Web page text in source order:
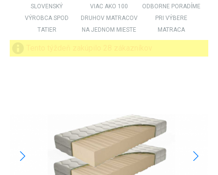
SLOVENSKÝ
VÝROBCA SPOD
TATIER
VIAC AKO 100
DRUHOV MATRACOV
NA JEDNOM MIESTE
ODBORNE PORADÍME
PRI VÝBERE
MATRACA